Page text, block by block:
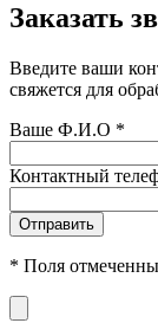
Заказать
Введите ваши
свяжется для
Ваше Ф.И.О *
Контактный
Отправить
* Поля